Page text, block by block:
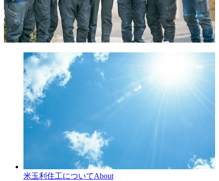
米玉利住工についてAbout